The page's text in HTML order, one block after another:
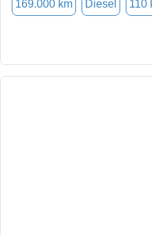
169.000 km Diesel 110